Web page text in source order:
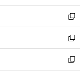
開
く
ウ
で
開
く
ン
ド
ウ
で
開
く
ウ
ィ
ン
ド
ウ
で
開
新
し
い
ウ
ィ
新
し
い
新